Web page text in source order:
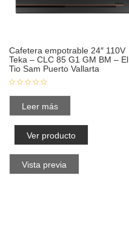
Cafetera empotrable 24″ 110V
Teka – CLC 85 G1 GM BM – El
Tio Sam Puerto Vallarta
Leer más
Ver producto
Vista previa